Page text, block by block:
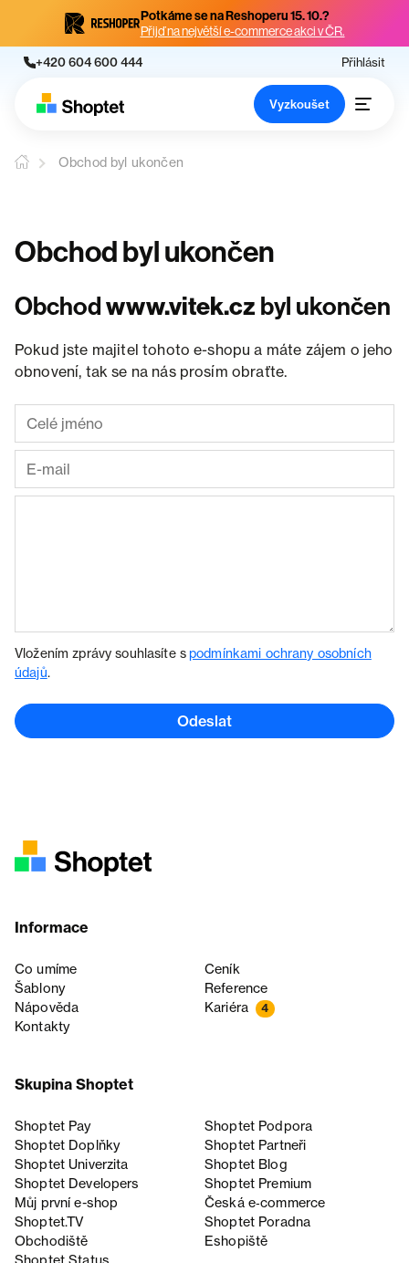
Potkáme se na Reshoperu 15. 10.?
Přijď na největší e-commerce akci v ČR.
+420 604 600 444 Přihlásit
Vyzkoušet
Obchod byl ukončen
Obchod byl ukončen
Obchodwww.vitek.cz byl ukončen
Pokud jste majitel tohoto e-shopu a máte zájem o jeho
obnovení, tak se na nás prosím obraťte.
Vložením zprávy souhlasíte spodmínkami ochrany osobních
údajů.
Odeslat
Informace
Co umíme
Ceník
Šablony
Reference
Nápověda
Kariéra 4
Kontakty
Skupina Shoptet
Shoptet Pay
Shoptet Podpora
Shoptet Doplňky
Shoptet Partneři
Shoptet Univerzita
Shoptet Blog
Shoptet Developers
Shoptet Premium
Můj první e-shop
Česká e‑commerce
Shoptet.TV
Shoptet Poradna
Obchodiště
Eshopiště